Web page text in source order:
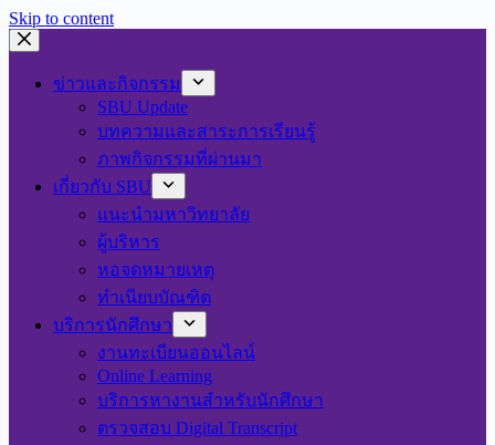
Skip to content
ข่าวและกิจกรรม
SBU Update
บทความและสาระการเรียนรู้
ภาพกิจกรรมที่ผ่านมา
เกี่ยวกับ SBU
แนะนำมหาวิทยาลัย
ผู้บริหาร
หอจดหมายเหตุ
ทำเนียบบัณฑิต
บริการนักศึกษา
งานทะเบียนออนไลน์
Online Learning
บริการหางานสำหรับนักศึกษา
ตรวจสอบ Digital Transcript